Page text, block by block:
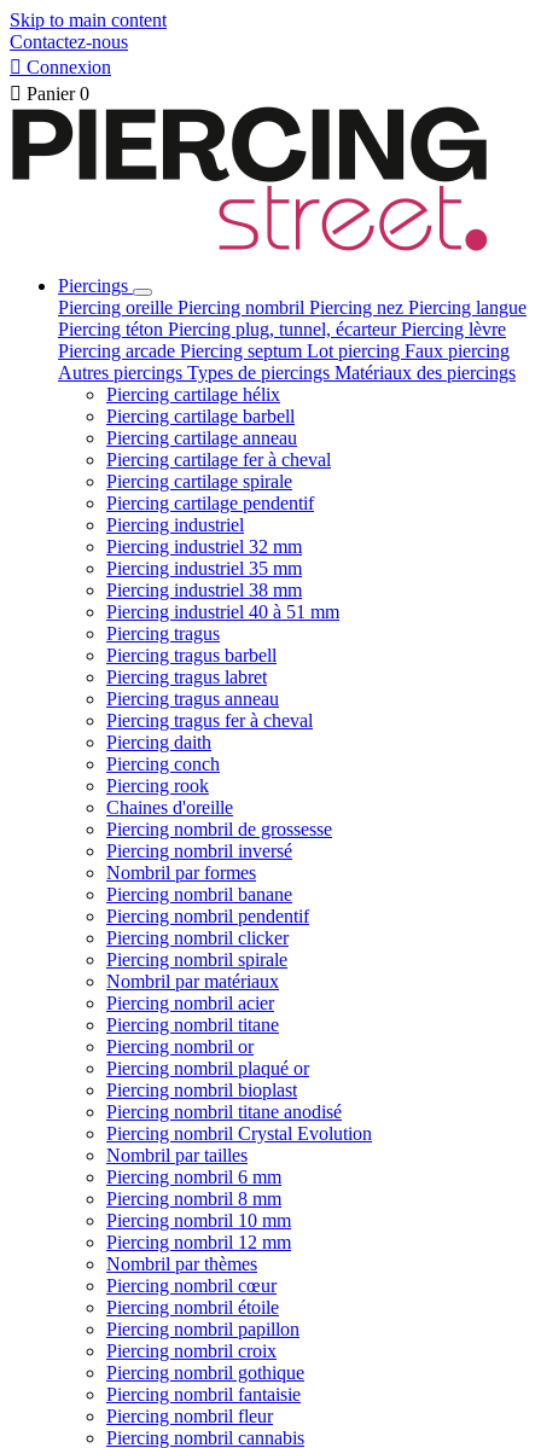
Skip to main content
Contactez-nous
 Connexion
 Panier 0
Piercings
Piercing oreille Piercing nombril Piercing nez Piercing langue
Piercing téton Piercing plug, tunnel, écarteurPiercing lèvre
Piercing arcade Piercing septum Lot piercing Faux piercing
Autres piercings Types de piercings Matériaux des piercings
Piercing cartilage hélix
Piercing cartilage barbell
Piercing cartilage anneau
Piercing cartilage fer à cheval
Piercing cartilage spirale
Piercing cartilage pendentif
Piercing industriel
Piercing industriel 32 mm
Piercing industriel 35 mm
Piercing industriel 38 mm
Piercing industriel 40 à 51 mm
Piercing tragus
Piercing tragus barbell
Piercing tragus labret
Piercing tragus anneau
Piercing tragus fer à cheval
Piercing daith
Piercing conch
Piercing rook
Chaines d'oreille
Piercing nombril de grossesse
Piercing nombril inversé
Nombril par formes
Piercing nombril banane
Piercing nombril pendentif
Piercing nombril clicker
Piercing nombril spirale
Nombril par matériaux
Piercing nombril acier
Piercing nombril titane
Piercing nombril or
Piercing nombril plaqué or
Piercing nombril bioplast
Piercing nombril titane anodisé
Piercing nombril Crystal Evolution
Nombril par tailles
Piercing nombril 6 mm
Piercing nombril 8 mm
Piercing nombril 10 mm
Piercing nombril 12 mm
Nombril par thèmes
Piercing nombril cœur
Piercing nombril étoile
Piercing nombril papillon
Piercing nombril croix
Piercing nombril gothique
Piercing nombril fantaisie
Piercing nombril fleur
Piercing nombril cannabis